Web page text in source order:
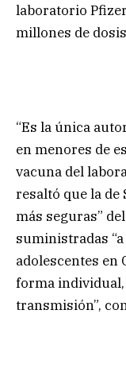
laboratorio
millones de
“Es la única
en menores de
vacuna del
resaltó que la de
más seguras”
suministradas
adolescentes en
forma
transmisión”,